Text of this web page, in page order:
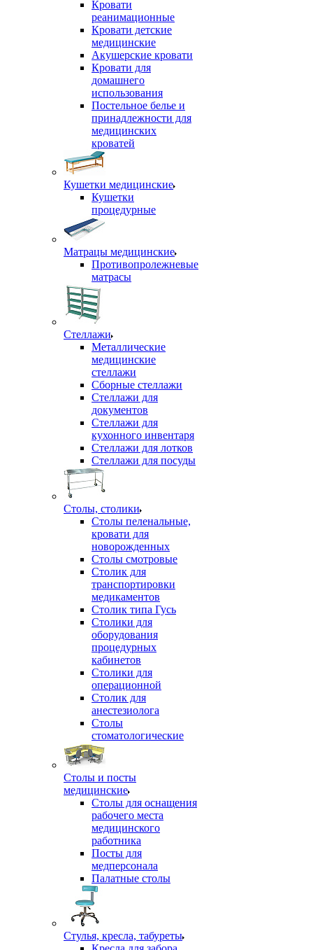
Кровати
реанимационные
Кровати детские
медицинские
Акушерские кровати
Кровати для
домашнего
использования
Постельное белье и
принадлежности для
медицинских
кроватей
Кушетки медицинские
Кушетки
процедурные
Матрацы медицинские
Противопролежневые
матрасы
Стеллажи
Металлические
медицинские
стеллажи
Сборные стеллажи
Стеллажи для
документов
Стеллажи для
кухонного инвентаря
Стеллажи для лотков
Стеллажи для посуды
Столы, столики
Столы пеленальные,
кровати для
новорожденных
Столы смотровые
Столик для
транспортировки
медикаментов
Столик типа Гусь
Столики для
оборудования
процедурных
кабинетов
Столики для
операционной
Столик для
анестезиолога
Столы
стоматологические
Столы и посты
медицинские
Столы для оснащения
рабочего места
медицинского
работника
Посты для
медперсонала
Палатные столы
Стулья, кресла, табуреты